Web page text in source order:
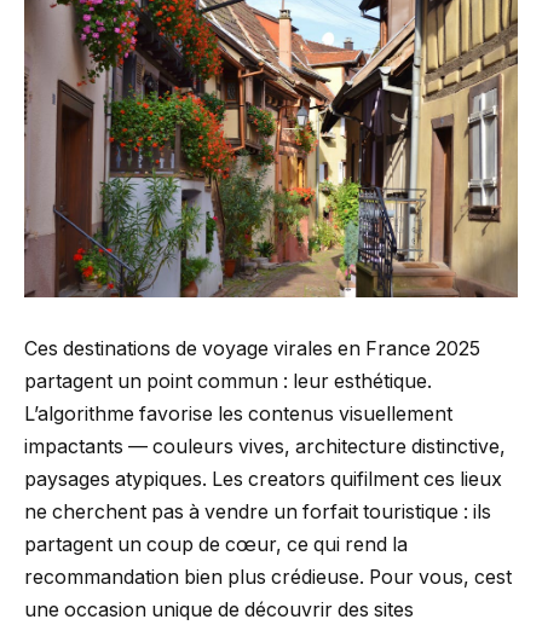
Ces destinations de voyage virales en France 2025
partagent un point commun : leur esthétique.
L’algorithme favorise les contenus visuellement
impactants — couleurs vives, architecture distinctive,
paysages atypiques. Les creators quifilment ces lieux
ne cherchent pas à vendre un forfait touristique : ils
partagent un coup de cœur, ce qui rend la
recommandation bien plus crédieuse. Pour vous, cest
une occasion unique de découvrir des sites